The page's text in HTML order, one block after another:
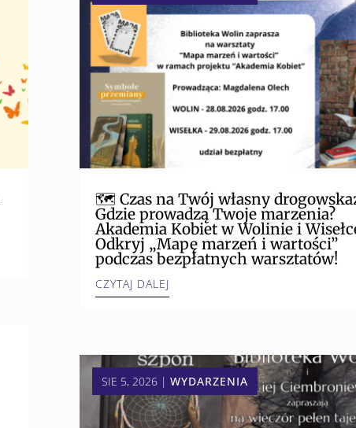
🗺️ Czas na Twój własny
Gdzie prowadzą Twoje marzenia?
Akademia Kobiet w Wolinie i
Odkryj „Mapę marzeń i wartości”
podczas bezpłatnych warsztatów!
CZYTAJ DALEJ
SIE 5, 2026| WYDARZENIA